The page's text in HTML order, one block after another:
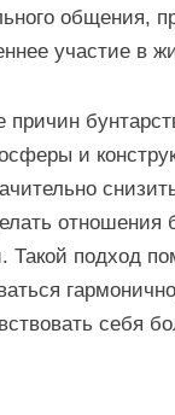
общения,
участие в
причин
и
отношения
Такой подход
себя